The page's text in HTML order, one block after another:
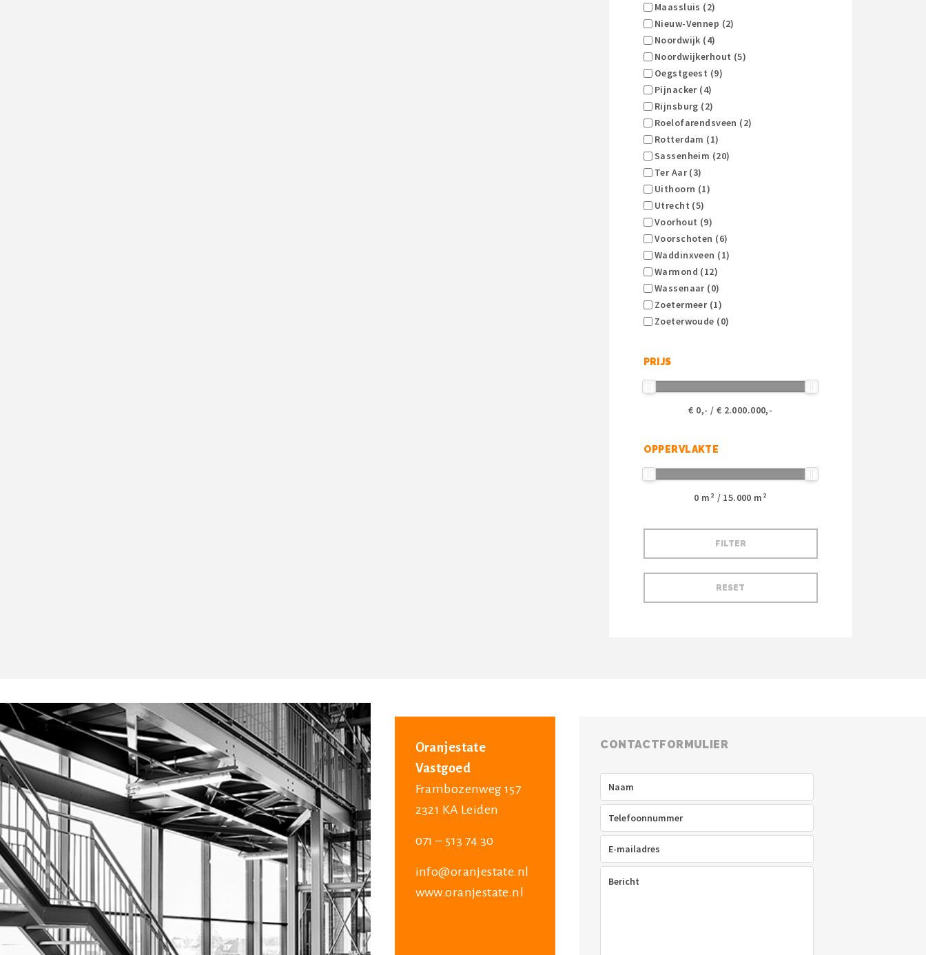
Maassluis (2)
Nieuw-Vennep (2)
Noordwijk (4)
Noordwijkerhout (5)
Oegstgeest (9)
Pijnacker (4)
Rijnsburg (2)
Roelofarendsveen (2)
Rotterdam (1)
Sassenheim (20)
Ter Aar (3)
Uithoorn (1)
Utrecht (5)
Voorhout (9)
Voorschoten (6)
Waddinxveen (1)
Warmond (12)
Wassenaar (0)
Zoetermeer (1)
Zoeterwoude (0)
PRIJS
€ 0,- / € 2.000.000,-
OPPERVLAKTE
0 m² / 15.000 m²
Oranjestate
Vastgoed
Frambozenweg 157
2321 KA Leiden
071 – 513 74 30
info@oranjestate.nl
www.oranjestate.nl
CONTACTFORMULIER
Telefoon
mailadres(Vereist)